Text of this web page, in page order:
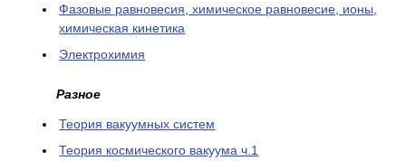
Фазовые равновесия, химическое равновесие, ионы,
химическая кинетика
Электрохимия
Разное
Теория вакуумных систем
Теория космического вакуума ч.1